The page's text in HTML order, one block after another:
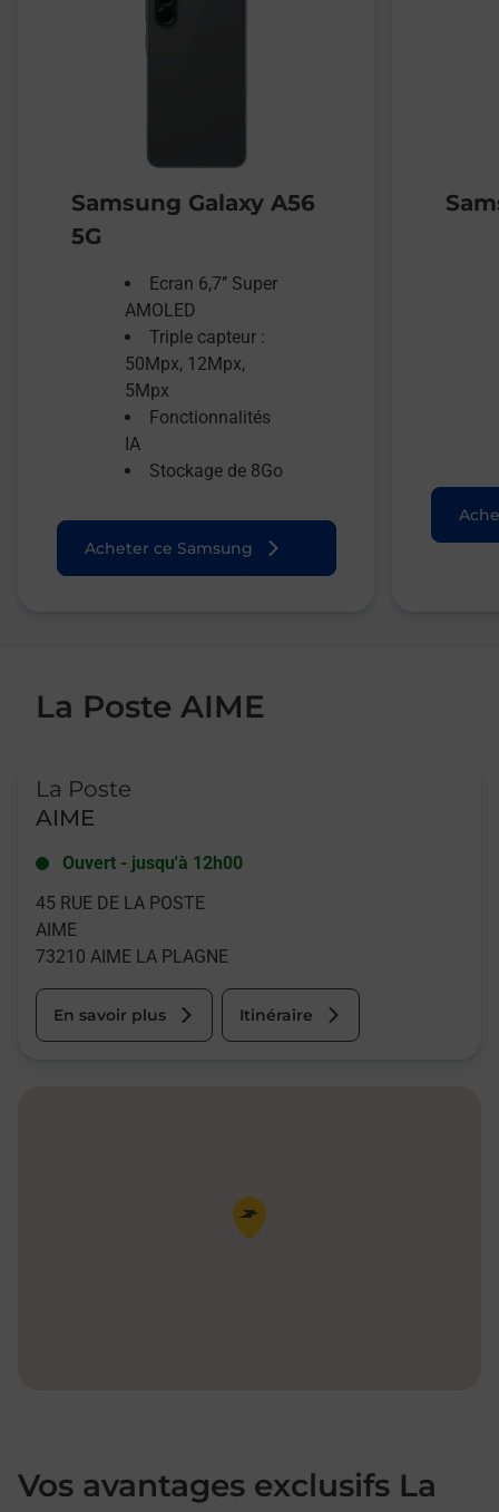
Samsung Galaxy A56
5G
Ecran 6,7’’ Super
AMOLED
Triple capteur :
50Mpx, 12Mpx,
5Mpx
Fonctionnalités
IA
Stockage de 8Go
Acheter ce Samsung
La Poste AIME
La Poste
AIME
Ouvert - jusqu'à 12h00
45 RUE DE LA POSTE
AIME
73210 AIME LA PLAGNE
En savoir plus Itinéraire
Pin de la carte
Vos avantages exclusifs La